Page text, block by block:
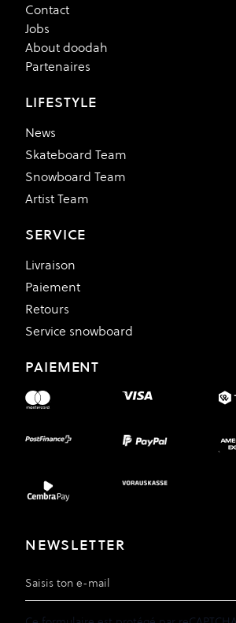
Contact
Jobs
About doodah
Partenaires
LIFESTYLE
News
Skateboard Team
Snowboard Team
Artist Team
SERVICE
Livraison
Paiement
Retours
Service snowboard
PAIEMENT
NEWSLETTER
Adresse e-mail